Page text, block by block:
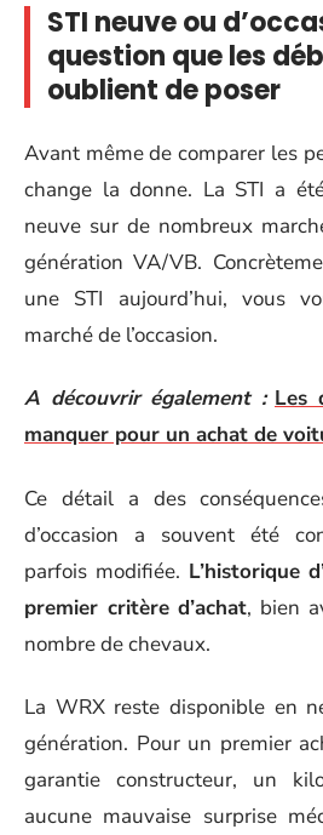
STI neuve ou
question que les
oublient de poser
Avant même de comparer les
change la donne. La STI a
neuve sur de nombreux
génération VA/VB.
une STI aujourd’hui, vous
marché de l’occasion.
A découvrir également : Les
manquer pour un achat de
Ce détail a des
d’occasion a souvent été
parfois modifiée. L’historique
premier critère d’achat, bien
nombre de chevaux.
La WRX reste disponible en
génération. Pour un premier
garantie constructeur, un
aucune mauvaise surprise